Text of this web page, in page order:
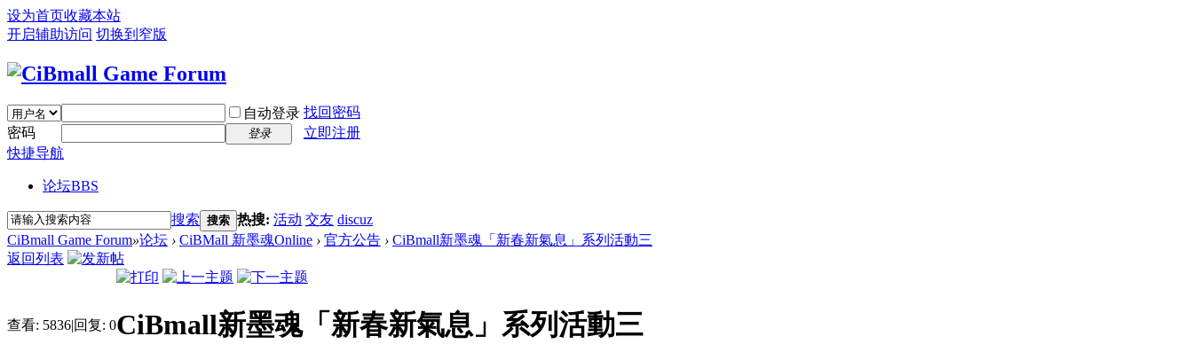
设为首页收藏本站
开启辅助访问 切换到窄版
自动登录 找回密码
密码
登录
立即注册
快捷导航
论坛BBS
搜索 搜索 热搜: 活动 交友 discuz
CiBmall Game Forum»论坛 › CiBMall 新墨魂Online › 官方公告 › CiBmall新墨魂「新春新氣息」系列活動三
返回列表
查看: 5836|回复: 0CiBmall新墨魂「新春新氣息」系列活動三